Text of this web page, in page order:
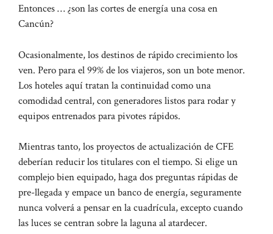
Entonces … ¿son las cortes de energía una cosa en
Cancún?
Ocasionalmente, los destinos de rápido crecimiento los
ven. Pero para el 99% de los viajeros, son un bote menor.
Los hoteles aquí tratan la continuidad como una
comodidad central, con generadores listos para rodar y
equipos entrenados para pivotes rápidos.
Mientras tanto, los proyectos de actualización de CFE
deberían reducir los titulares con el tiempo. Si elige un
complejo bien equipado, haga dos preguntas rápidas de
pre-llegada y empace un banco de energía, seguramente
nunca volverá a pensar en la cuadrícula, excepto cuando
las luces se centran sobre la laguna al atardecer.